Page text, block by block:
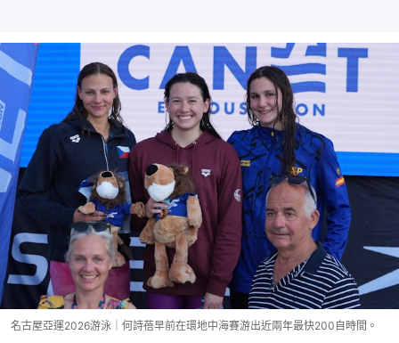
名古屋亞運2026游泳｜何詩蓓早前在環地中海賽游出近兩年最快200自時間。